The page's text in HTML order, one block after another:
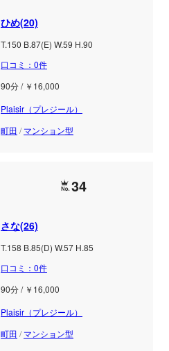
ひめ(20)
T.150 B.87(E) W.59 H.90
口コミ：0件
90分 / ￥16,000
Plaisir（プレジール）
町田 /マンション型
34
さな(26)
T.158 B.85(D) W.57 H.85
口コミ：0件
90分 / ￥16,000
Plaisir（プレジール）
町田 /マンション型